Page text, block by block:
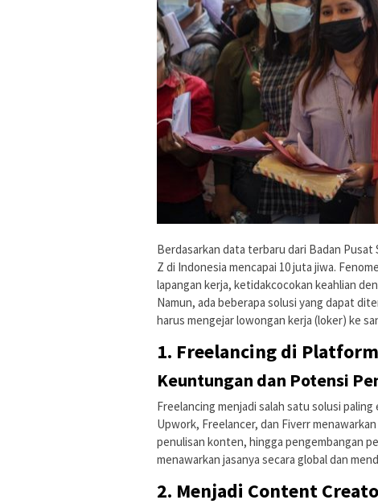
Berdasarkan data terbaru dari Badan
Z di Indonesia mencapai 10 juta jiwa.
lapangan kerja, ketidakcocokan keahlian
Namun, ada beberapa solusi yang dapat
harus mengejar lowongan kerja (loker) ke
1. Freelancing di
Keuntungan dan Potensi
Freelancing menjadi salah satu solusi
Upwork, Freelancer, dan Fiverr
penulisan konten, hingga pengembangan
menawarkan jasanya secara global dan
2. Menjadi Content